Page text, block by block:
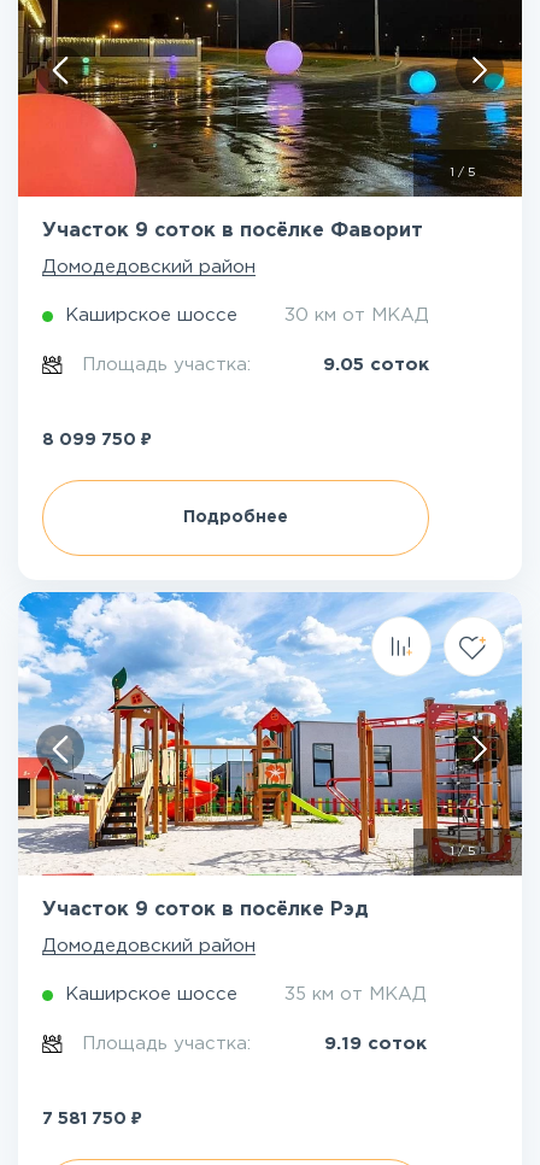
/ 5
Участок 9 соток в посёлке Фаворит
Домодедовский район
Каширское шоссе 30 км от МКАД
Площадь участка: 9.05 соток
8 099 750 ₽
Подробнее
1/5
Участок 9 соток в посёлке Рэд
Домодедовский район
Каширское шоссе 35 км от МКАД
Площадь участка: 9.19 соток
7 581 750 ₽